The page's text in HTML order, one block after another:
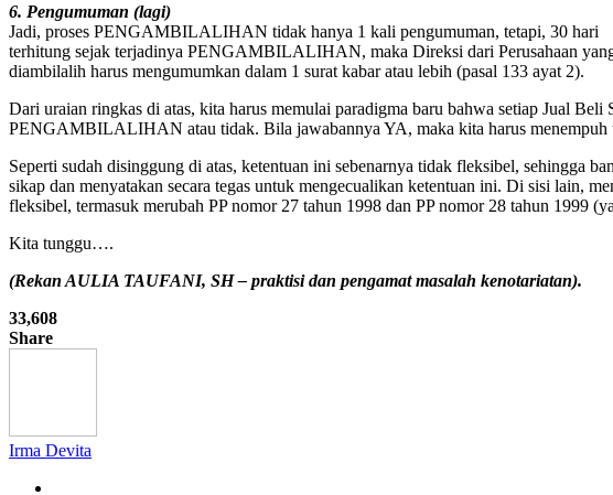
6. Pengumuman (lagi)
Jadi, proses PENGAMBILALIHAN tidak hanya 1 kali pengumuman, tetapi, 30 hari
terhitung sejak terjadinya PENGAMBILALIHAN, maka Direksi dari Perusahaan
diambilalih harus mengumumkan dalam 1 surat kabar atau lebih (pasal 133 ayat 2).
Dari uraian ringkas di atas, kita harus memulai paradigma baru bahwa setiap Jual
PENGAMBILALIHAN atau tidak. Bila jawabannya YA, maka kita harus menempuh
Seperti sudah disinggung di atas, ketentuan ini sebenarnya tidak fleksibel, sehingga
sikap dan menyatakan secara tegas untuk mengecualikan ketentuan ini. Di sisi lain,
fleksibel, termasuk merubah PP nomor 27 tahun 1998 dan PP nomor 28 tahun 1999
Kita tunggu….
(Rekan AULIA TAUFANI, SH – praktisi dan pengamat masalah kenotariatan).
33,608
Share
Irma Devita